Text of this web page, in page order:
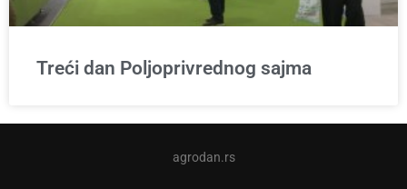
Treći dan Poljoprivrednog sajma
agrodan.rs